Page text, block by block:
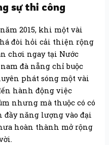
sự thi công
2015, khi một vài
đòi hỏi cải thiện rộng
chơi ngay tại Nước
đà nẵng chỉ buộc
phát sóng một vài
hành động việc
nhưng mà thuộc có có
năng lượng vào đại
hoàn thành mở rộng